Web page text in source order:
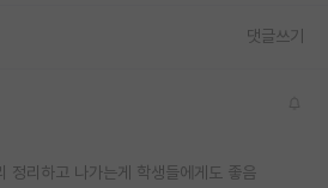
댓글쓰기
정리하고 나가는게 학생들에게도 좋음